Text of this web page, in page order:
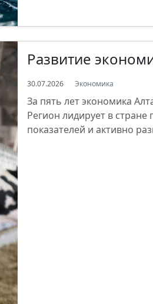
Развитие
30.07.2026 Экономика
За пять лет экономика
Регион лидирует в стране
показателей и активно